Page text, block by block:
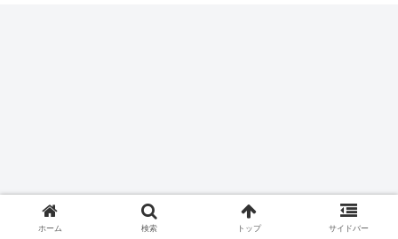
ホーム 検索 トップ サイドバー